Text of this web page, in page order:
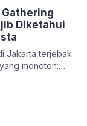
hotel
tren baru yang
and
pusat
menjadi
tren ini.
lomba
Gathering
Diketahui
Jakarta terjebak
monoton:
makan
tanpa kesan.